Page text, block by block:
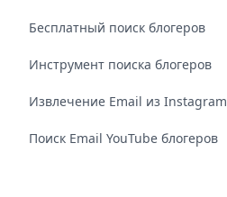
Бесплатный поиск блогеров
Инструмент поиска блогеров
Извлечение Email из Instagram
Поиск Email YouTube блогеров